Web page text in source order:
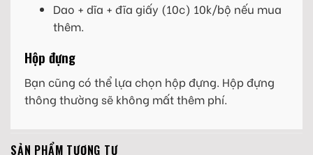
Dao + dĩa + đĩa giấy (10c) 10k/bộ nếu mua
thêm.
Hộp đựng
Bạn cũng có thể lựa chọn hộp đựng. Hộp đựng
thông thường sẽ không mất thêm phí.
SẢN PHẨM TƯƠNG TỰ